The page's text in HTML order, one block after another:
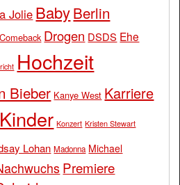
Jolie BabyBerlin
Comeback Drogen DSDS Ehe
Hochzeit
Bieber Kanye West Karriere
Kinder Konzert Kristen Stewart
Lohan Madonna Michael
Premiere